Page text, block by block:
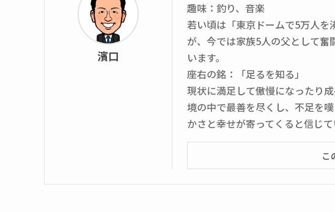
濱口
趣味：釣り、音楽
若い頃は「東京ドームで5万人
が、今では家族5人の父として
います。
座右の銘：「足るを知る」
現状に満足して傲慢になったり
境の中で最善を尽くし、不足を
かさと幸せが寄ってくると信じて
こ